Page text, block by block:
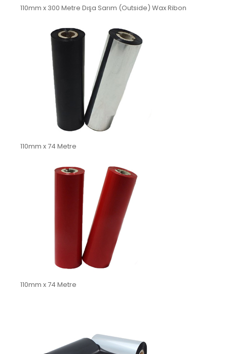
110mm x 300 Metre Dışa Sarım (Outside) Wax Ribon
110mm x 74 Metre
110mm x 74 Metre